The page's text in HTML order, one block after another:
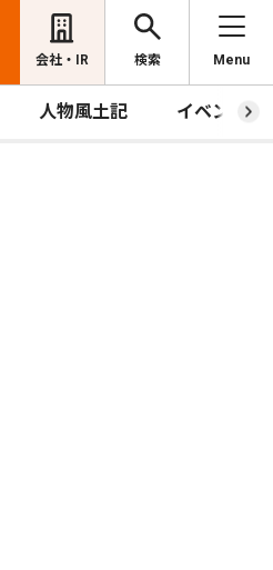
会社・IR 検索 Menu
人物風土記 イベント